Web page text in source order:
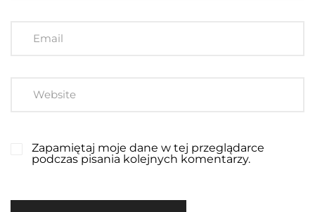
Zapamiętaj moje dane w tej przeglądarce
podczas pisania kolejnych komentarzy.